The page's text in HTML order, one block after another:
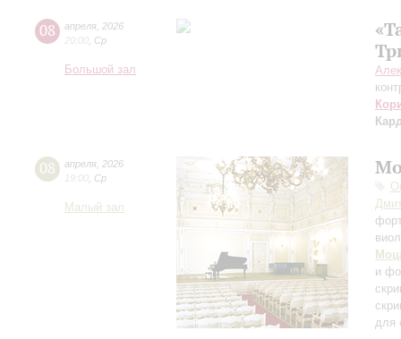
08 апреля 2026
20:00 Ср
Большой зал
08 апреля 2026
19:00 Ср
Малый зал
и
для